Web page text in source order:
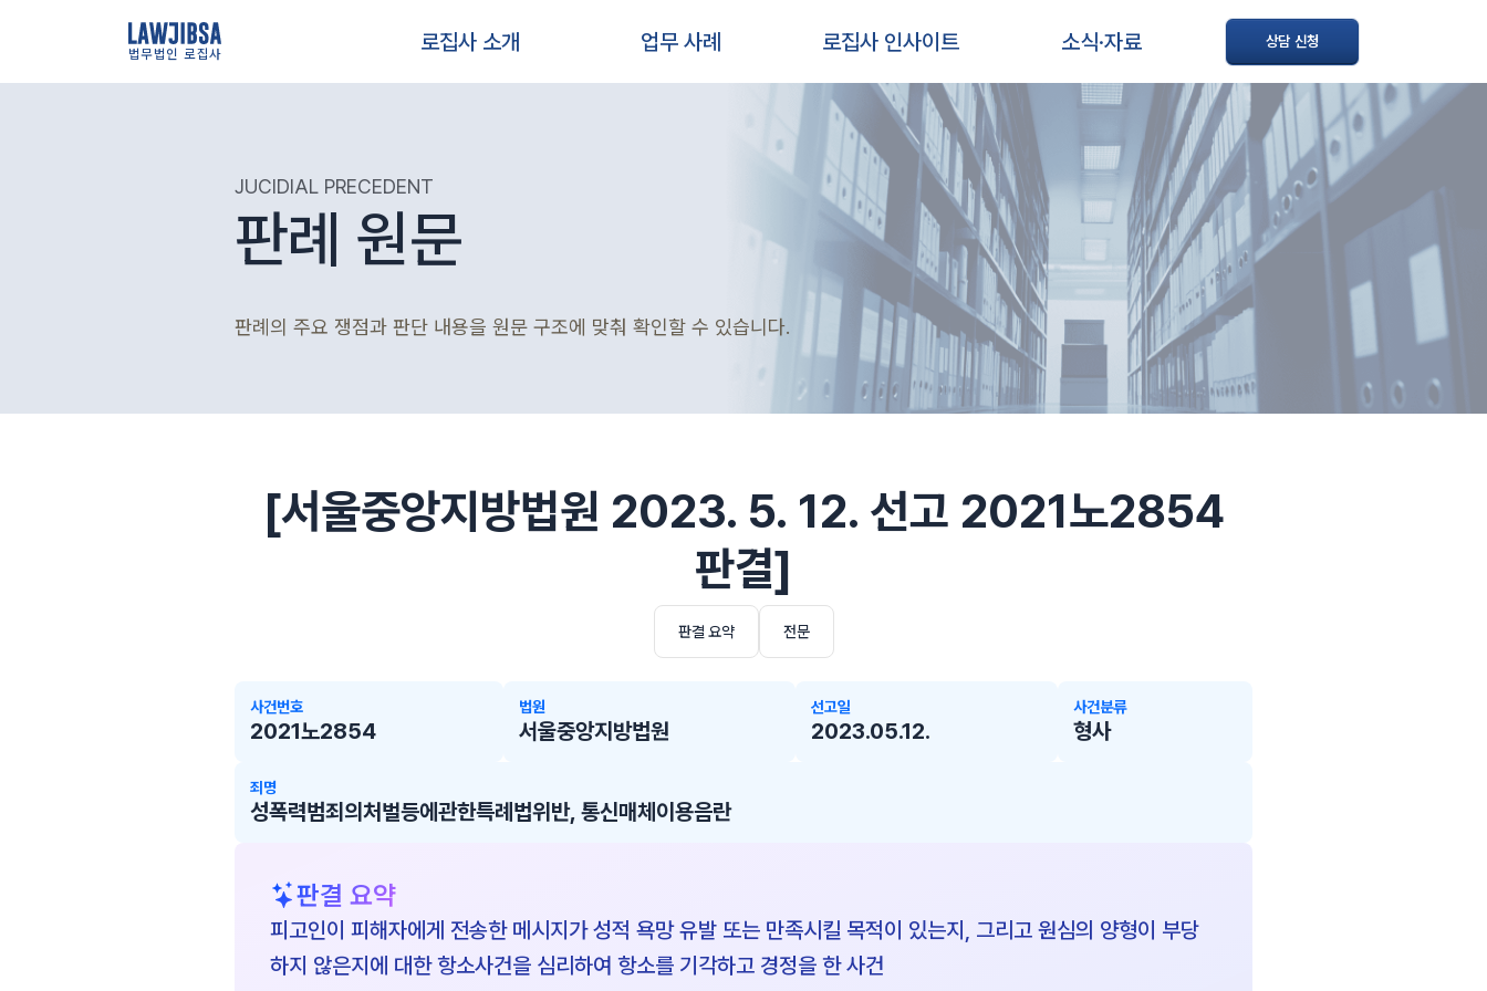
법무법인 로집사 로집사 소개 업무 사례 로집사 인사이트 소식·자료 상담 신청
JUCIDIAL PRECEDENT
판례 원문
판례의 주요 쟁점과 판단 내용을 원문 구조에 맞춰 확인할 수 있습니다.
[서울중앙지방법원 2023. 5. 12. 선고 2021노2854
판결]
판결 요약 전문
사건번호
2021노2854
법원
서울중앙지방법원
선고일
2023.05.12.
사건분류
형사
죄명
성폭력범죄의처벌등에관한특례법위반, 통신매체이용음란
판결 요약
피고인이 피해자에게 전송한 메시지가 성적 욕망 유발 또는 만족시킬 목적이 있는지, 그리고 원심의 양형이 부당
하지 않은지에 대한 항소사건을 심리하여 항소를 기각하고 경정을 한 사건